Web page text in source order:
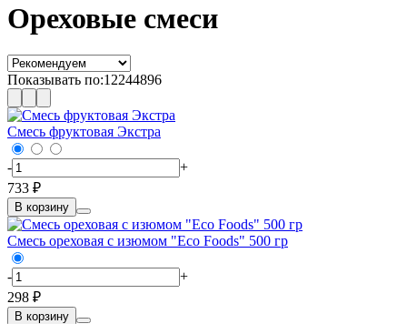
Ореховые смеси
Показывать по:12244896
Смесь фруктовая Экстра
-
+
733 ₽
В корзину
Смесь ореховая с изюмом "Eco Foods" 500 гр
-
+
298 ₽
В корзину